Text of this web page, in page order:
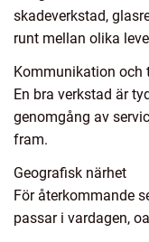
skadeverkstad,
runt mellan olika
Kommunikation och
En bra verkstad är
genomgång av
fram.
Geografisk närhet
För återkommande
passar i vardagen,